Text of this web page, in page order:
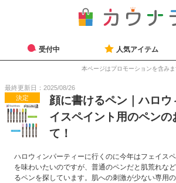
受付中 人気アイテム
本ページはプロモーションを含み
最終更新日：2025/08/26
決定
顔に書けるペン｜ハロウ
イスペイント用のペンの
て！
ハロウィンパーティーに行くのに今年はフェイス
を味わいたいのですが、普通のペンだと肌荒れな
るペンを探しています。肌への刺激が少ない専用